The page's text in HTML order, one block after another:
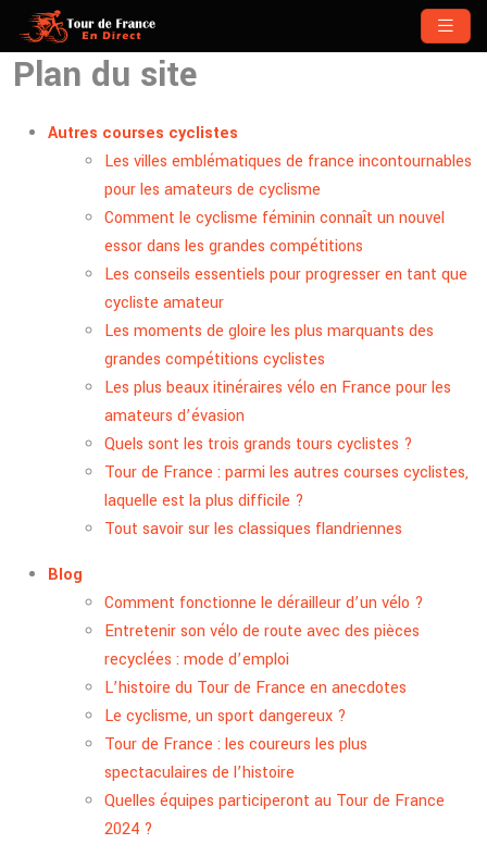
Plan du site
Autres courses cyclistes
Les villes emblématiques de france incontournables
pour les amateurs de cyclisme
Comment le cyclisme féminin connaît un nouvel
essor dans les grandes compétitions
Les conseils essentiels pour progresser en tant que
cycliste amateur
Les moments de gloire les plus marquants des
grandes compétitions cyclistes
Les plus beaux itinéraires vélo en France pour les
amateurs d’évasion
Quels sont les trois grands tours cyclistes ?
Tour de France : parmi les autres courses cyclistes,
laquelle est la plus difficile ?
Tout savoir sur les classiques flandriennes
Blog
Comment fonctionne le dérailleur d’un vélo ?
Entretenir son vélo de route avec des pièces
recyclées : mode d’emploi
L’histoire du Tour de France en anecdotes
Le cyclisme, un sport dangereux ?
Tour de France : les coureurs les plus
spectaculaires de l’histoire
Quelles équipes participeront au Tour de France
2024 ?